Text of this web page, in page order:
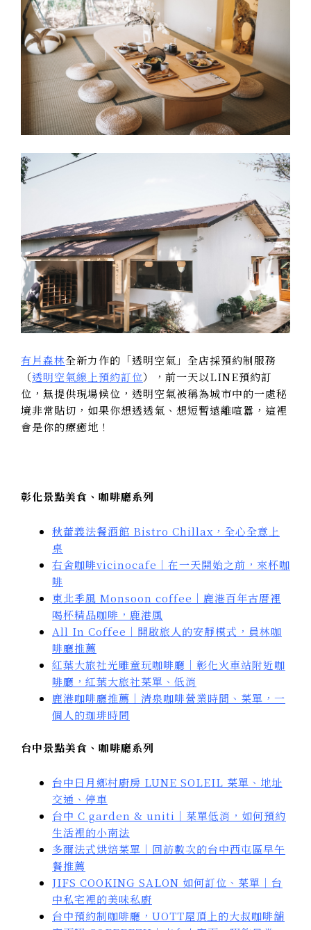
有片森林全新力作的「透明空氣」全店採預約制服務
（透明空氣線上預約訂位），前一天以LINE預約訂
位，無提供現場候位，透明空氣被稱為城市中的一處秘
境非常貼切，如果你想透透氣、想短暫遠離喧囂，這裡
會是你的療癒地！
彰化景點美食、咖啡廳系列
秋蕾義法餐酒館 Bistro Chillax，全心全意上
桌
右舍咖啡vicinocafe｜在一天開始之前，來杯咖
啡
東北季風 Monsoon coffee｜鹿港百年古厝裡
喝杯精品咖啡，鹿港風
All In Coffee｜開啟旅人的安靜模式，員林咖
啡廳推薦
紅葉大旅社光雕童玩咖啡廳｜彰化火車站附近咖
啡廳，紅葉大旅社菜單、低消
鹿港咖啡廳推薦｜清泉咖啡營業時間、菜單，一
個人的珈琲時間
台中景點美食、咖啡廳系列
台中日月鄉村廚房 LUNE SOLEIL 菜單、地址
交通、停車
台中 C garden & uniti｜菜單低消，如何預約
生活裡的小南法
多爾法式烘焙菜單｜回訪數次的台中西屯區早午
餐推薦
JIFS COOKING SALON 如何訂位、菜單｜台
中私宅裡的美味私廚
台中預約制咖啡廳，UOTT屋頂上的大叔咖啡舖